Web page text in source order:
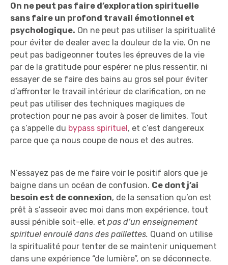
On ne peut pas faire d’exploration spirituelle
sans faire un profond travail émotionnel et
psychologique. On ne peut pas utiliser la spiritualité
pour éviter de dealer avec la douleur de la vie. On ne
peut pas badigeonner toutes les épreuves de la vie
par de la gratitude pour espérer ne plus ressentir, ni
essayer de se faire des bains au gros sel pour éviter
d’affronter le travail intérieur de clarification, on ne
peut pas utiliser des techniques magiques de
protection pour ne pas avoir à poser de limites. Tout
ça s’appelle du bypass spirituel, et c’est dangereux
parce que ça nous coupe de nous et des autres.
N’essayez pas de me faire voir le positif alors que je
baigne dans un océan de confusion. Ce dont j’ai
besoin est de connexion, de la sensation qu’on est
prêt à s’asseoir avec moi dans mon expérience, tout
aussi pénible soit-elle, et pas d’un enseignement
spirituel enroulé dans des paillettes. Quand on utilise
la spiritualité pour tenter de se maintenir uniquement
dans une expérience “de lumière”, on se déconnecte.